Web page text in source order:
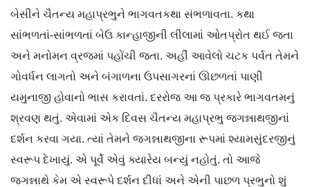
બેસીને ચૈતન્ય મહાપ્રભુને ભાગવતકથા સંભળાવતા. કથા
સાંભળતાં-સાંભળતાં બેઉ કાન્હાજીની લીલામાં ઓતપ્રોત થઈ જતા
અને મનોમન વ્રજમાં પહોંચી જતા. અહીં આવેલો ચટક પર્વત તેમને
ગોવર્ધન લાગતો અને બંગાળના ઉપસાગરનાં ઊછળતાં પાણી
યમુનાજી હોવાનો ભાસ કરાવતાં. દરરોજ આ જ પ્રકારે ભાગવતમનું
શ્રવણ થતું. એવામાં એક દિવસ ચૈતન્ય મહાપ્રભુ જગન્નાથજીનાં
દર્શન કરવા ગયા. ત્યાં તેમને જગન્નાથજીના રૂપમાં શ્યામસુંદરજીનું
સ્વરૂપ દેખાયું. એ પૂર્વે એવું ક્યારેય બન્યું નહોતું. તો આજે
જગન્નાથે કેમ એ સ્વરૂપે દર્શન દીધાં અને એની પાછળ પ્રભુનો શું